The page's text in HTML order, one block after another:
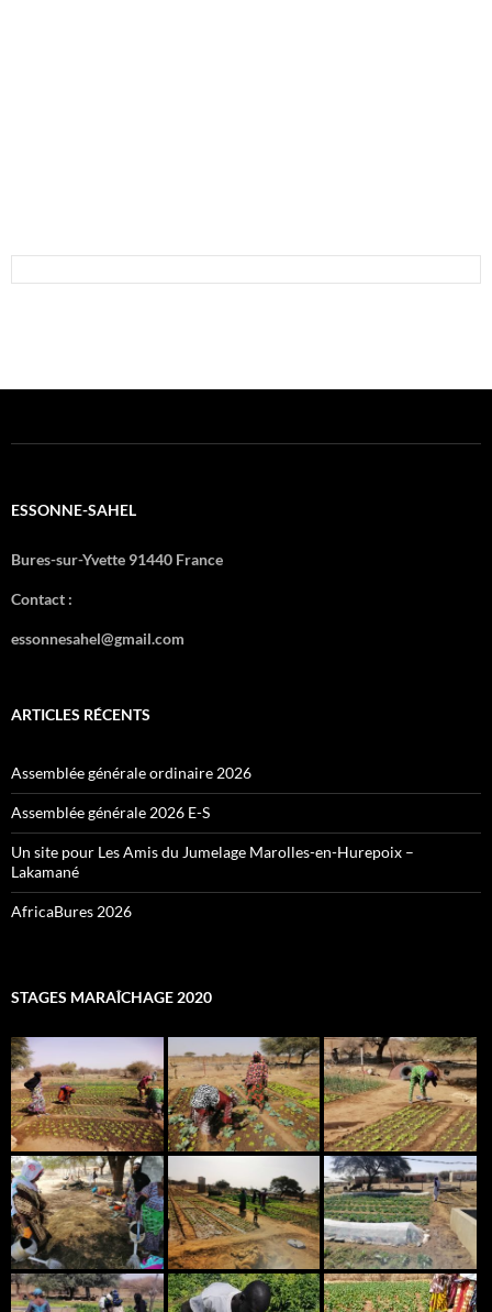
ESSONNE-SAHEL
Bures-sur-Yvette 91440 France
Contact :
essonnesahel@gmail.com
ARTICLES RÉCENTS
Assemblée générale ordinaire 2026
Assemblée générale 2026 E-S
Un site pour Les Amis du Jumelage Marolles-en-Hurepoix –
Lakamané
AfricaBures 2026
STAGES MARAÎCHAGE 2020